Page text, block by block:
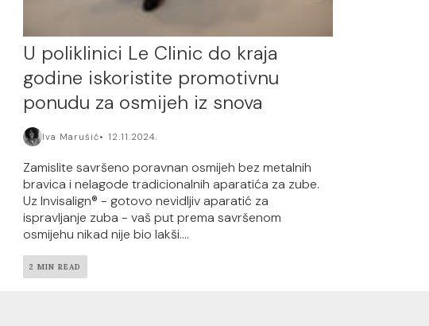
U poliklinici Le Clinic do kraja
godine iskoristite promotivnu
ponudu za osmijeh iz snova
Iva Marušić 12.11.2024.
Zamislite savršeno poravnan osmijeh bez metalnih
bravica i nelagode tradicionalnih aparatića za zube.
Uz Invisalign® - gotovo nevidljiv aparatić za
ispravljanje zuba - vaš put prema savršenom
osmijehu nikad nije bio lakši....
2 MIN READ